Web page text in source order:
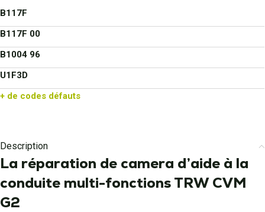
B117F
B117F 00
B1004 96
U1F3D
+ de codes défauts
Description
La réparation de camera d’aide à la
conduite multi-fonctions TRW CVM
G2